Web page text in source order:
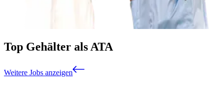
Top Gehälter als ATA
Weitere Jobs anzeigen